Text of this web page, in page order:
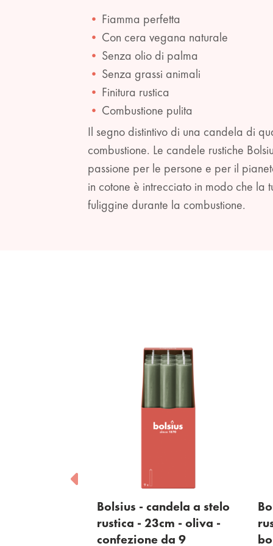
Fiamma perfetta
Con cera vegana naturale
Senza olio di palma
Senza grassi animali
Finitura rustica
Combustione pulita
Il segno distintivo di una candela di
combustione. Le candele rustiche
passione per le persone e per il
in cotone è intrecciato in modo che la
fuliggine durante la combustione.
- candela a stelo
- 23cm - oliva -
Bolsius - candela a
rustica - 23cm -
bordeaux - confezione